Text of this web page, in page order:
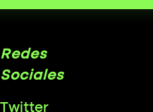
Redes
Sociales
Twitter